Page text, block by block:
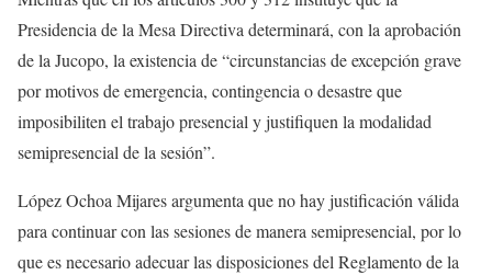
Presidencia de la Mesa Directiva determinará, con la aprobación
de la Jucopo, la existencia de “circunstancias de excepción grave
por motivos de emergencia, contingencia o desastre que
imposibiliten el trabajo presencial y justifiquen la modalidad
semipresencial de la sesión”.
López Ochoa Mijares argumenta que no hay justificación válida
para continuar con las sesiones de manera semipresencial, por lo
que es necesario adecuar las disposiciones del Reglamento de la